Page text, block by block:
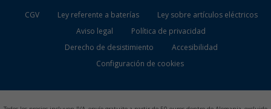
Muebles de Camping
CGV Ley referente a baterías
Ley sobre artículos eléctricos
Aviso legal
Política de privacidad
Derecho de desistimiento
Accesibilidad
Configuración de cookies